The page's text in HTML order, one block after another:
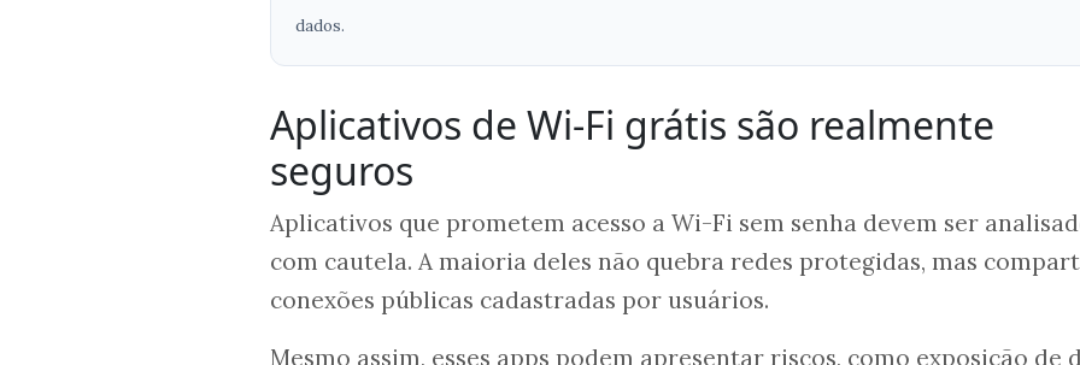
dados.
Aplicativos de Wi-Fi grátis são realmente
seguros
Aplicativos que prometem acesso a Wi-Fi sem senha devem ser
com cautela. A maioria deles não quebra redes protegidas, mas
conexões públicas cadastradas por usuários.
Mesmo assim, esses apps podem apresentar riscos, como exposição de